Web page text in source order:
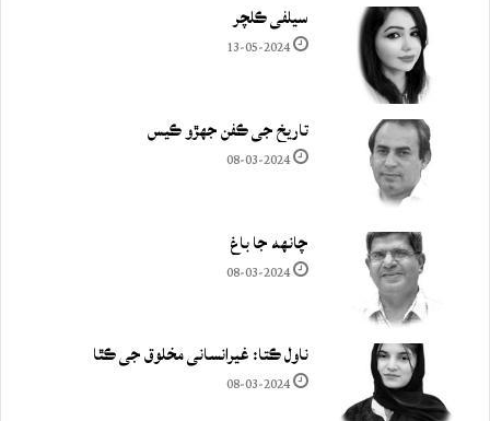
سيلفي ڪلچر
13-05-2024
تاريخ جي ڪفن جھڙو ڪيس
08-03-2024
چانهه جا باغ
08-03-2024
ناول ڪتا: غيرانساني مخلوق جي ڪٿا
08-03-2024